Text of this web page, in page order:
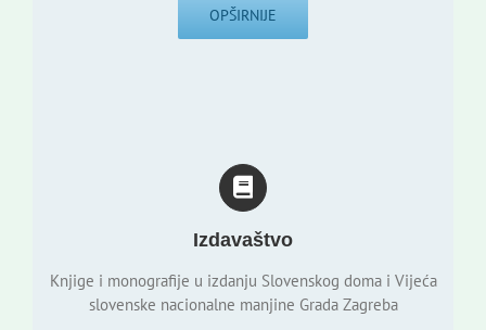
OPŠIRNIJE
Izdavaštvo
Knjige i monografije u izdanju Slovenskog doma i Vijeća
slovenske nacionalne manjine Grada Zagreba